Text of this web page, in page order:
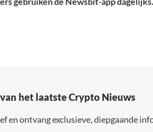
het laatste Crypto Nieuws
en ontvang exclusieve, diepgaande